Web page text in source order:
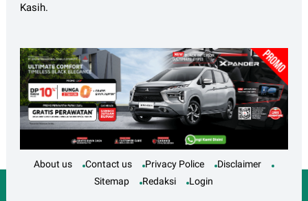
Kasih.
About us Contact us Privacy Police
Disclaimer
Sitemap
Redaksi Login